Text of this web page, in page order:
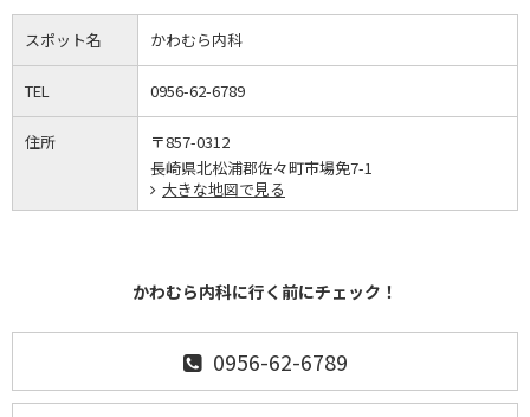
スポット名 かわむら内科
TEL 0956-62-6789
住所
〒857-0312
長崎県北松浦郡佐々町市場免7-1
大きな地図で見る
かわむら内科に行く前にチェック！
0956-62-6789